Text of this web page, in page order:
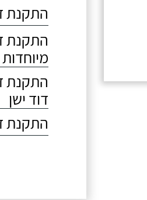
התקנת דוד שמש, 80 ליטר,
מיוחדות
דוד ישן
התקנת דוד שמש, 150